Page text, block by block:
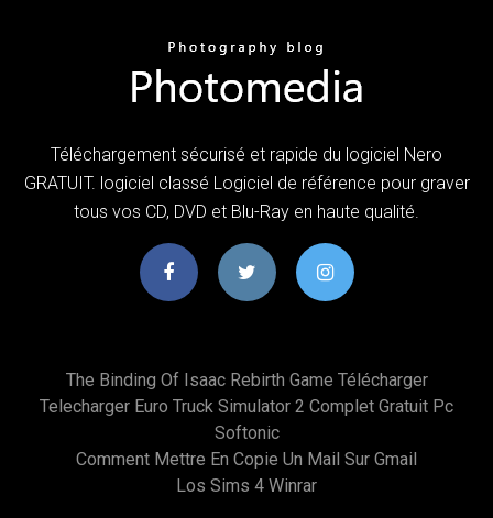
Téléchargement sécurisé et rapide du logiciel Nero
GRATUIT. logiciel classé Logiciel de référence pour graver
tous vos CD, DVD et Blu-Ray en haute qualité.
The Binding Of Isaac Rebirth Game Télécharger
Telecharger Euro Truck Simulator 2 Complet Gratuit Pc
Softonic
Comment Mettre En Copie Un Mail Sur Gmail
Los Sims 4 Winrar